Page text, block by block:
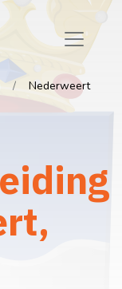
Nederweert